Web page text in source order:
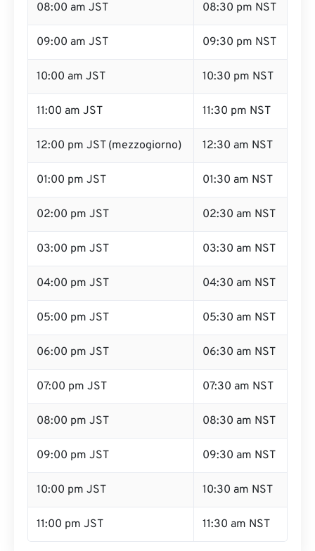
08:00 am JST 08:30 pm NST
09:00 am JST 09:30 pm NST
10:00 am JST 10:30 pm NST
11:00 am JST 11:30 pm NST
12:00 pm JST (mezzogiorno) 12:30 am NST
01:00 pm JST 01:30 am NST
02:00 pm JST 02:30 am NST
03:00 pm JST 03:30 am NST
04:00 pm JST 04:30 am NST
05:00 pm JST 05:30 am NST
06:00 pm JST 06:30 am NST
07:00 pm JST 07:30 am NST
08:00 pm JST 08:30 am NST
09:00 pm JST 09:30 am NST
10:00 pm JST 10:30 am NST
11:00 pm JST 11:30 am NST